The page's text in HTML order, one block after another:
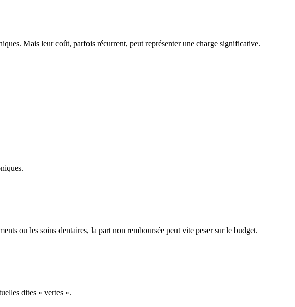
Mais leur coût, parfois récurrent, peut représenter une charge significative.
ou les soins dentaires, la part non remboursée peut vite peser sur le budget.
dites « vertes ».